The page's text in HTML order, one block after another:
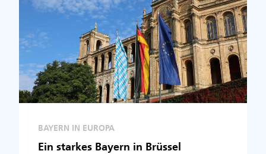
BAYERN IN EUROPA
Ein starkes Bayern in Brüssel